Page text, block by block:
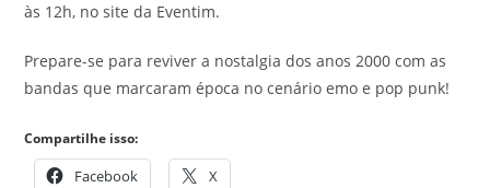
às 12h, no site da Eventim.
Prepare-se para reviver a nostalgia dos anos 2000 com as
bandas que marcaram época no cenário emo e pop punk!
Compartilhe isso:
Facebook X